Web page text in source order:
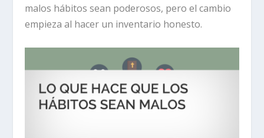
malos hábitos sean poderosos, pero el cambio
empieza al hacer un inventario honesto.